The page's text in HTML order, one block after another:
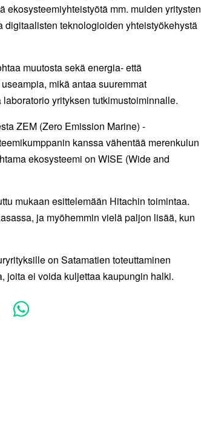
mm. muiden yritysten
digitaalisten teknologioiden yhteistyökehystä
muutosta sekä energia- että
mikä antaa suuremmat
yrityksen tutkimustoiminnalle.
ZEM (Zero Emission Marine) -
kanssa vähentää merenkulun
ekosysteemi on WISE (Wide and
mukaan esittelemään Hitachin toimintaa.
ja myöhemmin vielä paljon lisää, kun
on Satamatien toteuttaminen
joita ei voida kuljettaa kaupungin halki.